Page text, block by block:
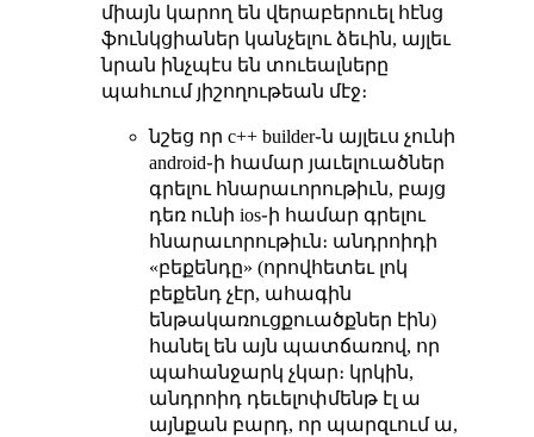
միայն կարող են վերաբերուել հէնց
ֆունկցիաներ կանչելու ձեւին, այլեւ
նրան ինչպէս են տուեալները
պահւում յիշողութեան մէջ։
նշեց որ c++ builder֊ն այլեւս չունի
android֊ի համար յաւելուածներ
գրելու հնարաւորութիւն, բայց
դեռ ունի ios֊ի համար գրելու
հնարաւորութիւն։ անդրոիդի
«բեքենդը» (որովհետեւ լոկ
բեքենդ չէր, ահագին
ենթակառուցքուածքներ էին)
հանել են այն պատճառով, որ
պահանջարկ չկար։ կրկին,
անդրոիդ դեւելոփմենթ էլ ա
այնքան բարդ, որ պարզւում ա,